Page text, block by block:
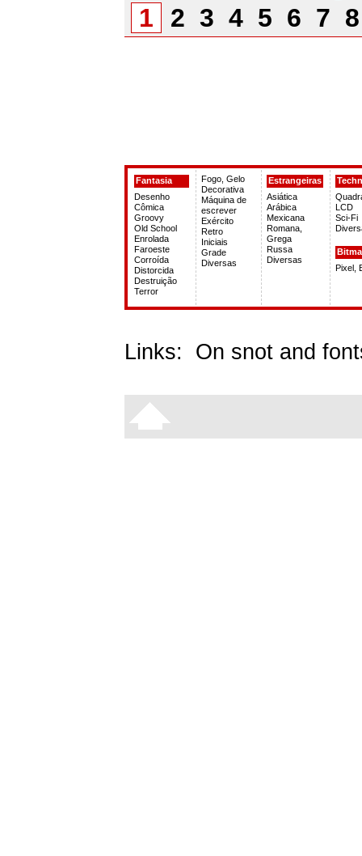
1 2 3 4 5 6 7
Fantasia
Desenho
Cômica
Groovy
Old School
Enrolada
Faroeste
Corroída
Distorcida
Destruição
Terror
Fogo, Gelo
Decorativa
Máquina de
escrever
Exército
Retro
Iniciais
Grade
Diversas
Estrangeiras
Asiática
Arábica
Mexicana
Romana,
Grega
Russa
Diversas
LCD
Sci-Fi
Pixel,
Links: On snot and